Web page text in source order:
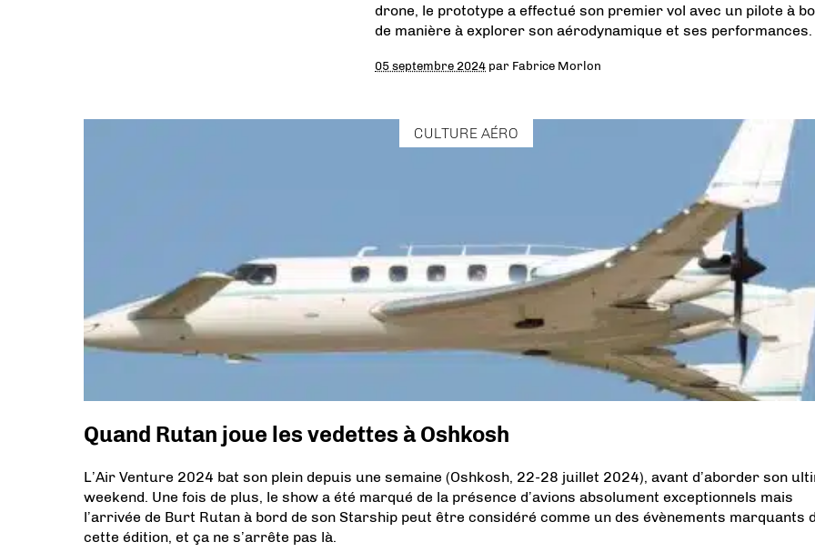
drone, le prototype a effectué son premier vol avec un pilote à
de manière à explorer son aérodynamique et ses performances.
05 septembre 2024 par Fabrice Morlon
CULTURE AÉRO
Quand Rutan joue les vedettes à Oshkosh
L’Air Venture 2024 bat son plein depuis une semaine (Oshkosh, 22-28 juillet 2024), avant d’aborder son
weekend. Une fois de plus, le show a été marqué de la présence d’avions absolument exceptionnels mais
l’arrivée de Burt Rutan à bord de son Starship peut être considéré comme un des évènements marquants
cette édition, et ça ne s’arrête pas là.